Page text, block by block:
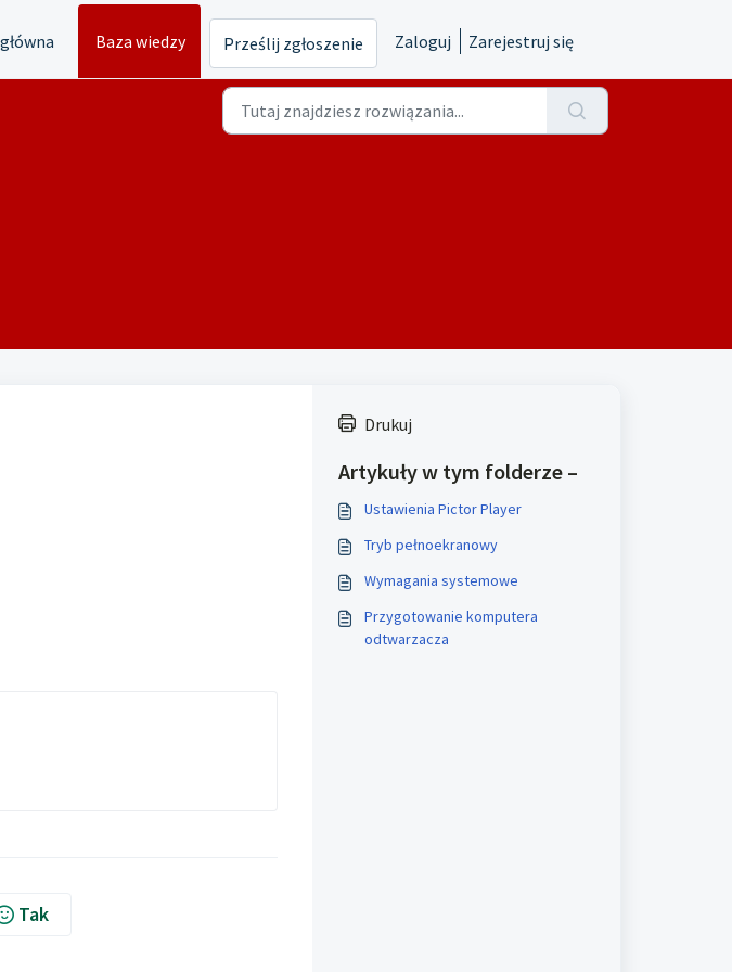
Baza wiedzy Prześlij zgłoszenie Zaloguj Zarejestruj się
Tak
Drukuj
Artykuły w tym folderze –
Ustawienia Pictor Player
Tryb pełnoekranowy
Wymagania systemowe
Przygotowanie komputera
odtwarzacza